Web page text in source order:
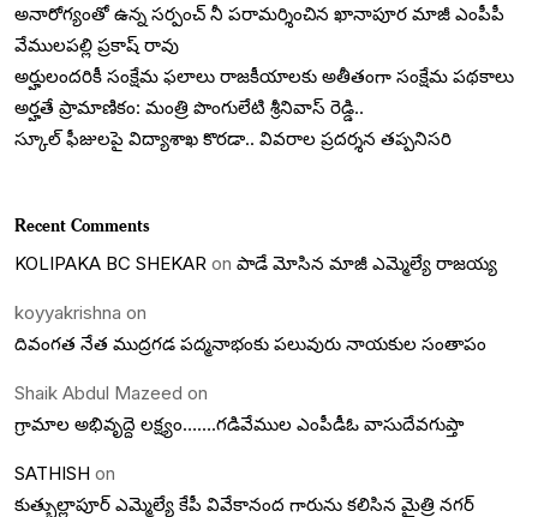
అనారోగ్యంతో ఉన్న సర్పంచ్ నీ పరామర్శించిన ఖానాపూర మాజీ ఎంపీపీ
వేములపల్లి ప్రకాష్ రావు
అర్హులందరికీ సంక్షేమ ఫలాలు రాజకీయాలకు అతీతంగా సంక్షేమ పథకాలు
అర్హతే ప్రామాణికం: మంత్రి పొంగులేటి శ్రీనివాస్ రెడ్డి..
స్కూల్ ఫీజులపై విద్యాశాఖ కొరడా.. వివరాల ప్రదర్శన తప్పనిసరి
Recent Comments
KOLIPAKA BC SHEKAR on పాడే మోసిన మాజీ ఎమ్మెల్యే రాజయ్య
koyyakrishna on
దివంగత నేత ముద్రగడ పద్మనాభంకు పలువురు నాయకుల సంతాపం
Shaik Abdul Mazeed on
గ్రామాల అభివృద్దె లక్ష్యం…….గడివేముల ఎంపీడీఓ వాసుదేవగుప్తా
SATHISH on
కుత్బుల్లాపూర్ ఎమ్మెల్యే కేపీ వివేకానంద గారును కలిసిన మైత్రి నగర్